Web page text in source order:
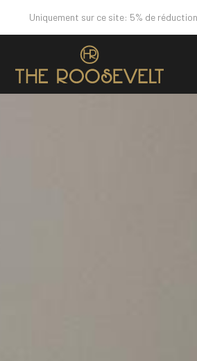
Uniquement sur ce site: 5% de réduction